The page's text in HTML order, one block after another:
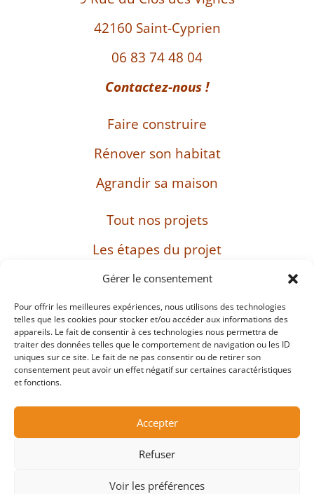
Gérer le consentement
Pour offrir les meilleures expériences, nous utilisons des technologies
telles que les cookies pour stocker et/ou accéder aux informations des
appareils. Le fait de consentir à ces technologies nous permettra de
traiter des données telles que le comportement de navigation ou les ID
uniques sur ce site. Le fait de ne pas consentir ou de retirer son
consentement peut avoir un effet négatif sur certaines caractéristiques
et fonctions.
Accepter
Refuser
Voir les préférences
42160 Saint-Cyprien
06 83 74 48 04
Contactez-nous !
Faire construire
Rénover son habitat
Agrandir sa maison
Tout nos projets
Les étapes du projet
L’entreprise
SIRET : 482 897 469 00037 – Capital : 8 000 euros
– TVA intracommunautaire : FR38482897469
Protection des données personnelles et cookies